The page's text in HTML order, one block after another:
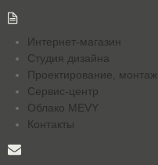
Интернет-магазин
Студия дизайна
Проектирование, монтаж
Сервис-центр
Облако MEVY
Контакты